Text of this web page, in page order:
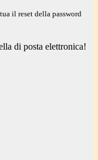
il reset della password
di posta elettronica!